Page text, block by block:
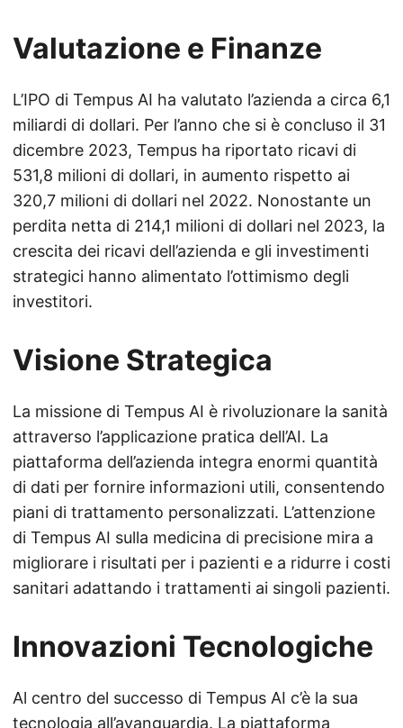
Valutazione e Finanze
L’IPO di Tempus AI ha valutato l’azienda a circa 6,1
miliardi di dollari. Per l’anno che si è concluso il 31
dicembre 2023, Tempus ha riportato ricavi di
531,8 milioni di dollari, in aumento rispetto ai
320,7 milioni di dollari nel 2022. Nonostante un
perdita netta di 214,1 milioni di dollari nel 2023, la
crescita dei ricavi dell’azienda e gli investimenti
strategici hanno alimentato l’ottimismo degli
investitori.
Visione Strategica
La missione di Tempus AI è rivoluzionare la sanità
attraverso l’applicazione pratica dell’AI. La
piattaforma dell’azienda integra enormi quantità
di dati per fornire informazioni utili, consentendo
piani di trattamento personalizzati. L’attenzione
di Tempus AI sulla medicina di precisione mira a
migliorare i risultati per i pazienti e a ridurre i costi
sanitari adattando i trattamenti ai singoli pazienti.
Innovazioni Tecnologiche
Al centro del successo di Tempus AI c’è la sua
tecnologia all’avanguardia. La piattaforma